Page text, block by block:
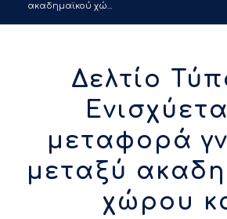
ακαδημαϊκού χώ...
Δελτίο
μεταφορά
μεταξύ
χώρου